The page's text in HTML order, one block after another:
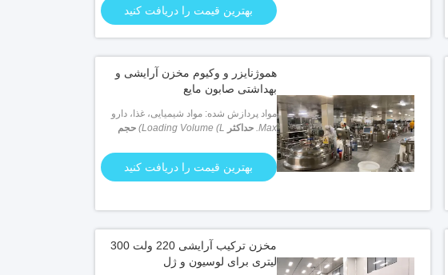
بهترین قیمت را دریافت کنید
هموژنایزر و وکیوم مخزن آرایشی و
بهداشتی صابون مایع
مواد پردازش شده: مواد شیمیایی، غذا، دارو
Max. حداکثر Loading Volume (L) حجم
بهترین قیمت را دریافت کنید
مخزن ترکیب آرایشی 220 ولت 300
لیتری برای لوسیون و ژل